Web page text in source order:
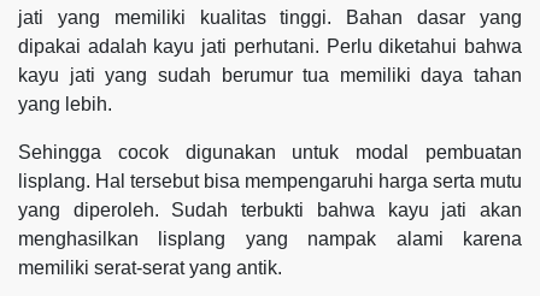
jati yang memiliki kualitas tinggi. Bahan dasar yang
dipakai adalah kayu jati perhutani. Perlu diketahui bahwa
kayu jati yang sudah berumur tua memiliki daya tahan
yang lebih.
Sehingga cocok digunakan untuk modal pembuatan
lisplang. Hal tersebut bisa mempengaruhi harga serta mutu
yang diperoleh. Sudah terbukti bahwa kayu jati akan
menghasilkan lisplang yang nampak alami karena
memiliki serat-serat yang antik.